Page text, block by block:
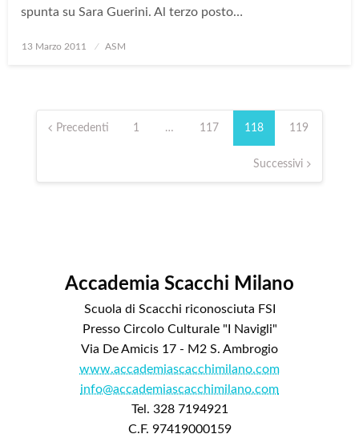
spunta su Sara Guerini. Al terzo posto…
Posted
13 Marzo 2011 ASM
Paginazione
degliPrecedenti 1 … 117 118 119
Successivi
Accademia Scacchi Milano
Scuola di Scacchi riconosciuta FSI
Presso Circolo Culturale "I Navigli"
Via De Amicis 17 - M2 S. Ambrogio
www.accademiascacchimilano.com
info@accademiascacchimilano.com
Tel. 328 7194921
C.F. 97419000159